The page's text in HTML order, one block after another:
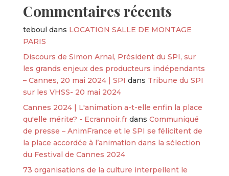
Commentaires récents
teboul dans LOCATION SALLE DE MONTAGE
PARIS
Discours de Simon Arnal, Président du SPI, sur
les grands enjeux des producteurs indépendants
– Cannes, 20 mai 2024 | SPI dans Tribune du SPI
sur les VHSS- 20 mai 2024
Cannes 2024 | L'animation a-t-elle enfin la place
qu'elle mérite? - Ecrannoir.frdans Communiqué
de presse – AnimFrance et le SPI se félicitent de
la place accordée à l’animation dans la sélection
du Festival de Cannes 2024
73 organisations de la culture interpellent le